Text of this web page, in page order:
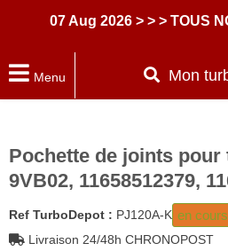
07 Aug 2026 > > > TOUS
Menu Mon
Pochette de joints pour
9VB02, 11658512379,
Ref TurboDepot : PJ120A-K en
Livraison 24/48h CHRONOPOST